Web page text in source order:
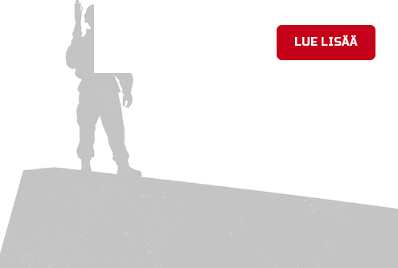
LUE LISÄÄ